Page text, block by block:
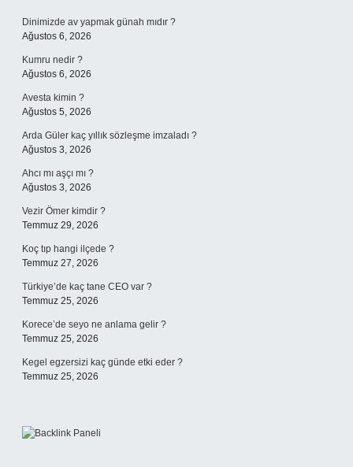
Dinimizde av yapmak günah mıdır ?
Ağustos 6, 2026
Kumru nedir ?
Ağustos 6, 2026
Avesta kimin ?
Ağustos 5, 2026
Arda Güler kaç yıllık sözleşme imzaladı ?
Ağustos 3, 2026
Ahcı mı aşçı mı ?
Ağustos 3, 2026
Vezir Ömer kimdir ?
Temmuz 29, 2026
Koç tıp hangi ilçede ?
Temmuz 27, 2026
Türkiye’de kaç tane CEO var ?
Temmuz 25, 2026
Korece’de seyo ne anlama gelir ?
Temmuz 25, 2026
Kegel egzersizi kaç günde etki eder ?
Temmuz 25, 2026